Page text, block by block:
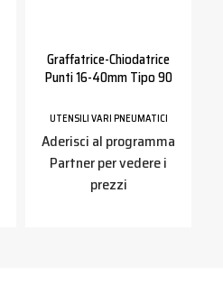
Graffatrice-Chiodatrice
Punti 16-40mm Tipo 90
UTENSILI VARI PNEUMATICI
Aderisci al programma
Partner per vedere i
prezzi